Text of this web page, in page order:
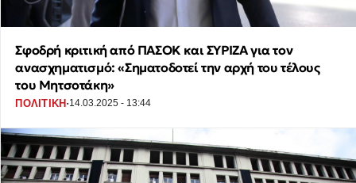
Σφοδρή κριτική από ΠΑΣΟΚ και ΣΥΡΙΖΑ για τον
ανασχηματισμό: «Σηματοδοτεί την αρχή του τέλους
του Μητσοτάκη»
ΠΟΛΙΤΙΚΗ ·14.03.2025 - 13:44